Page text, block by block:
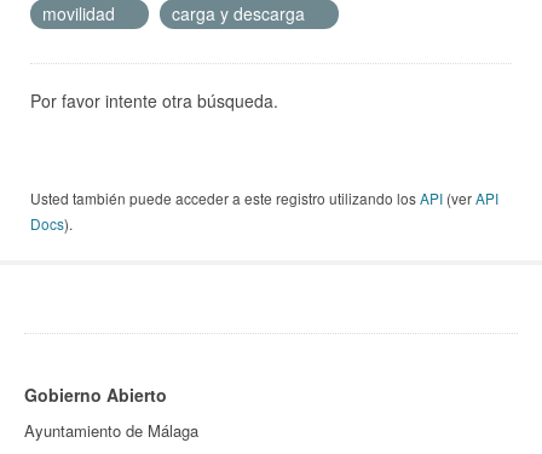
movilidad
carga y descarga
Por favor intente otra búsqueda.
Usted también puede acceder a este registro utilizando losAPI (verAPI
Docs).
Gobierno Abierto
Ayuntamiento de Málaga